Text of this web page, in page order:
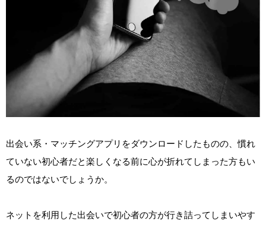
出会い系・マッチングアプリをダウンロードしたものの、慣れ
ていない初心者だと楽しくなる前に心が折れてしまった方もい
るのではないでしょうか。
ネットを利用した出会いで初心者の方が行き詰ってしまいやす